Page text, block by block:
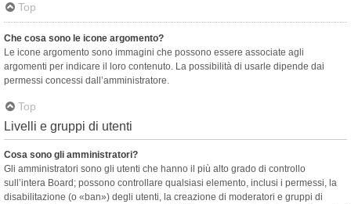
Top
Che cosa sono le icone argomento?
Le icone argomento sono immagini che possono essere associate agli
argomenti per indicare il loro contenuto. La possibilità di usarle dipende dai
permessi concessi dall’amministratore.
Top
Livelli e gruppi di utenti
Cosa sono gli amministratori?
Gli amministratori sono gli utenti che hanno il più alto grado di controllo
sull’intera Board; possono controllare qualsiasi elemento, inclusi i permessi, la
disabilitazione (o «ban») degli utenti, la creazione di moderatori e gruppi di